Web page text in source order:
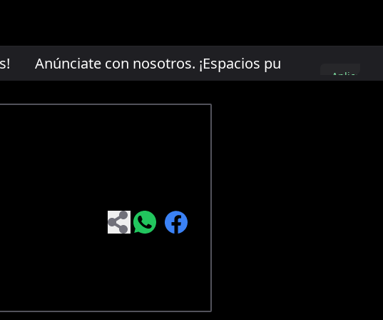
Anúnciate con nosotros. ¡Espacios publicitarios
Aplica